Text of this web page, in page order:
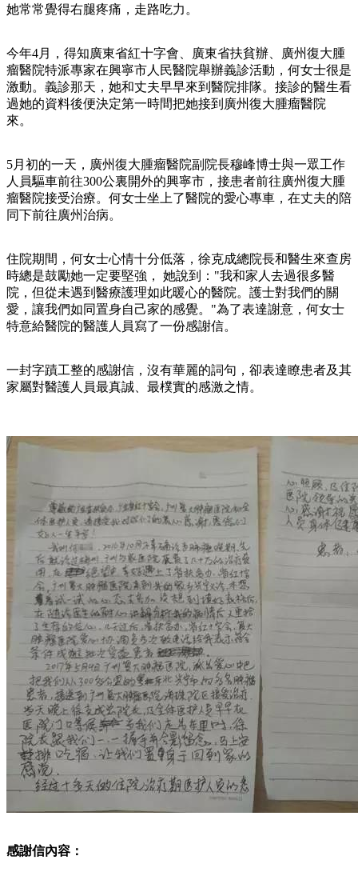
她常常覺得右腿疼痛，走路吃力。
今年4月，得知廣東省紅十字會、廣東省扶貧辦、廣州復大腫
瘤醫院特派專家在興寧市人民醫院舉辦義診活動，何女士很是
激動。義診那天，她和丈夫早早來到醫院排隊。接診的醫生看
過她的資料後便決定第一時間把她接到廣州復大腫瘤醫院
來。
5月初的一天，廣州復大腫瘤醫院副院長穆峰博士與一眾工作
人員驅車前往300公裏開外的興寧市，接患者前往廣州復大腫
瘤醫院接受治療。何女士坐上了醫院的愛心專車，在丈夫的陪
同下前往廣州治病。
住院期間，何女士心情十分低落，徐克成總院長和醫生來查房
時總是鼓勵她一定要堅強， 她說到："我和家人去過很多醫
院，但從未遇到醫療護理如此暖心的醫院。護士對我們的關
愛，讓我們如同置身自己家的感覺。"為了表達謝意，何女士
特意給醫院的醫護人員寫了一份感謝信。
一封字蹟工整的感謝信，沒有華麗的詞句，卻表達瞭患者及其
家屬對醫護人員最真誠、最樸實的感激之情。
感謝信內容：